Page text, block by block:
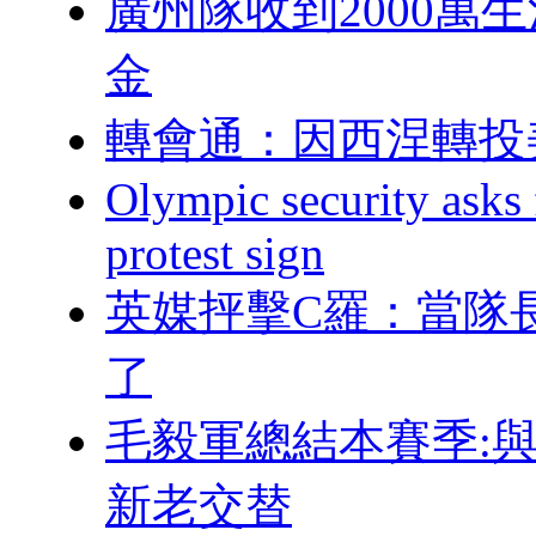
金
轉會通：因西涅
Olympic security
protest sign
英媒抨擊C羅：
了
毛毅軍總結本賽季:
新老交替